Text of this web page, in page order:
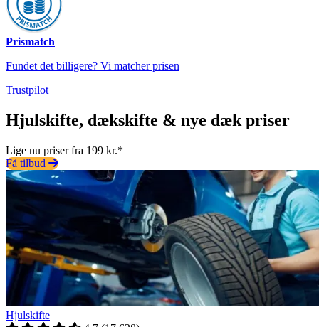
Prismatch
Fundet det billigere? Vi matcher prisen
Trustpilot
Hjulskifte, dækskifte & nye dæk priser
Lige nu priser fra 199 kr.*
Få tilbud
Hjulskifte